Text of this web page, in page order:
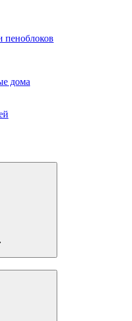
пеноблоков
дома